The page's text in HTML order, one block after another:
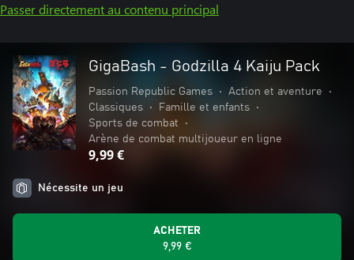
Passer directement au contenu principal
GigaBash - Godzilla 4 Kaiju Pack
Passion Republic Games • Action et aventure
•
Classiques
• Famille et enfants
•
Sports de combat
•
Arène de combat multijoueur en ligne
9,99 €
Nécessite un jeu
ACHETER
9,99 €